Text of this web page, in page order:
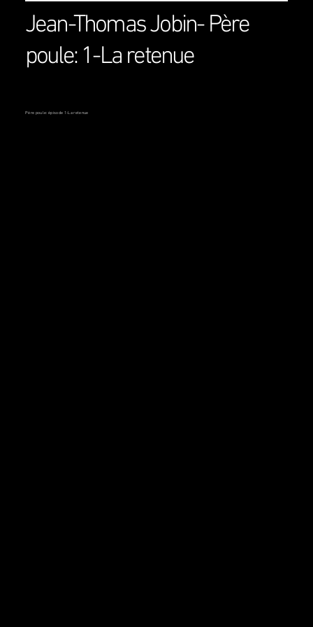
Jean-Thomas Jobin- Père
poule: 1-La retenue
Père poule: épisode 1-La retenue